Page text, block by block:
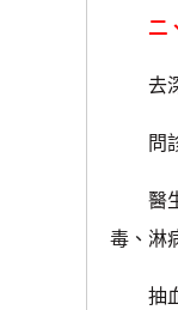
二
去深
問診
醫生
毒、淋
抽血